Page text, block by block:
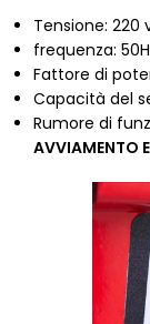
Tensione: 220
frequenza:
Fattore di
Capacità del
Rumore di
AVVIAMENTO